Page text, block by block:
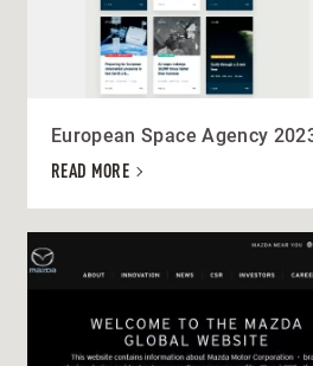
European Space Agency
READ MORE